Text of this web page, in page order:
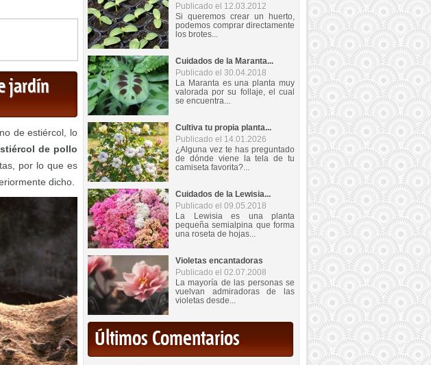
jardín
de estiércol, lo
de pollo
por lo que es
dicho.
Publicado el 12.03.2012
Si queremos crear un huerto,
podemos comprar directamente
los brotes...
Cuidados de la Maranta...
Publicado el 30.04.2018
La Maranta es una planta muy
valorada por su follaje, el cual
se encuentra...
Cultiva tu propia planta...
Publicado el 14.01.2026
¿Alguna vez te has preguntado
de dónde viene la tela de tu
camiseta favorita?...
Cuidados de la Lewisia...
Publicado el 09.05.2018
La Lewisia es una planta
pequeña semialpina que forma
una roseta de hojas...
Violetas encantadoras
Publicado el 02.07.2008
La mayoría de las personas se
vuelvan admiradoras de las
violetas desde...
Últimos Comentarios